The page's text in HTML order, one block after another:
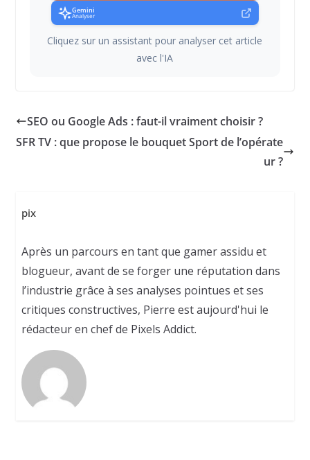
Gemini
Analyser
Cliquez sur un assistant pour analyser cet article
avec l'IA
SEO ou Google Ads : faut-il vraiment choisir ?
SFR TV : que propose le bouquet Sport de l’opérate
ur ?
pix
Après un parcours en tant que gamer assidu et
blogueur, avant de se forger une réputation dans
l’industrie grâce à ses analyses pointues et ses
critiques constructives, Pierre est aujourd'hui le
rédacteur en chef de Pixels Addict.